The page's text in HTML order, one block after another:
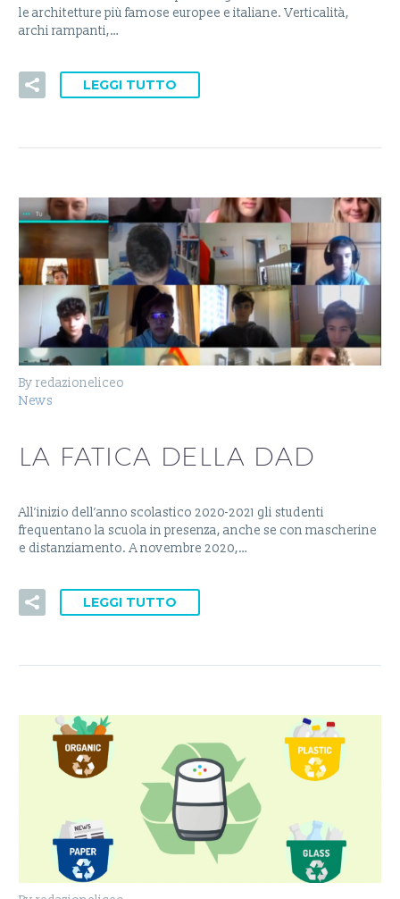
le architetture più famose europee e italiane. Verticalità,
archi rampanti,…
LEGGI TUTTO
By redazioneliceo
News
LA FATICA DELLA DAD
All’inizio dell’anno scolastico 2020-2021 gli studenti
frequentano la scuola in presenza, anche se con mascherine
e distanziamento. A novembre 2020,…
LEGGI TUTTO